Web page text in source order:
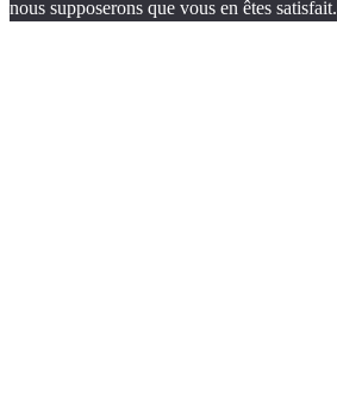
nous supposerons que vous en êtes satisfait.